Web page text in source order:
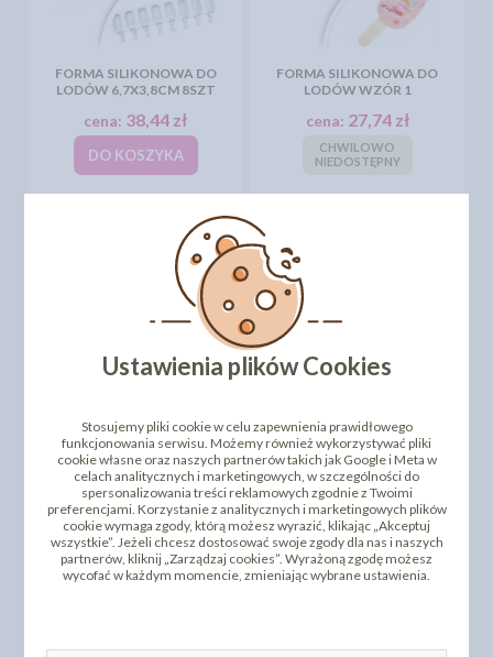
FORMA SILIKONOWA DO
LODÓW 6,7X3,8CM 8SZT
cena: 38,44 zł
DO KOSZYKA
FORMA SILIKONOWA DO
LODÓW WZÓR 1
cena: 27,74 zł
CHWILOWO
NIEDOSTĘPNY
KROKANT ORZECHOWY
50G
cena:4,83 zł
DO KOSZYKA
KROKANT ORZECHOWY
900G
cena:23,57 zł
DO KOSZYKA
Ustawienia plików Cookies
Stosujemy pliki cookie w celu zapewnienia prawidłowego
funkcjonowania serwisu. Możemy również wykorzystywać pliki
cookie własne oraz naszych partnerów takich jak Google i Meta w
celach analitycznych i marketingowych, w szczególności do
spersonalizowania treści reklamowych zgodnie z Twoimi
preferencjami. Korzystanie z analitycznych i marketingowych plików
cookie wymaga zgody, którą możesz wyrazić, klikając „Akceptuj
wszystkie”. Jeżeli chcesz dostosować swoje zgody dla nas i naszych
partnerów, kliknij „Zarządzaj cookies”. Wyrażoną zgodę możesz
wycofać w każdym momencie, zmieniając wybrane ustawienia.